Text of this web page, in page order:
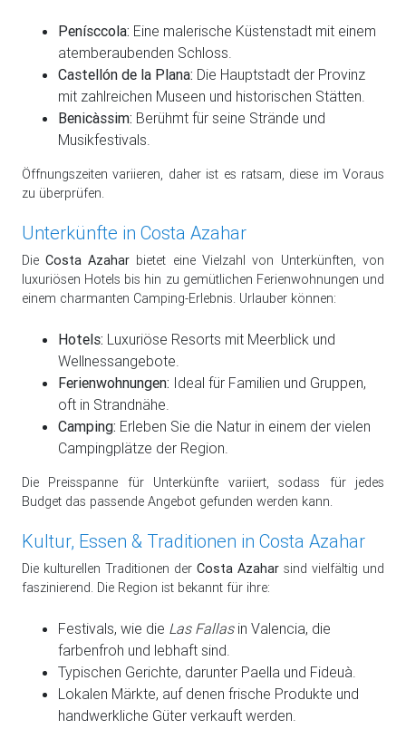
Penísccola: Eine malerische Küstenstadt mit einem
atemberaubenden Schloss.
Castellón de la Plana: Die Hauptstadt der Provinz
mit zahlreichen Museen und historischen Stätten.
Benicàssim: Berühmt für seine Strände und
Musikfestivals.
Öffnungszeiten variieren, daher ist es ratsam, diese im Voraus
zu überprüfen.
Unterkünfte in Costa Azahar
Die Costa Azahar bietet eine Vielzahl von Unterkünften, von
luxuriösen Hotels bis hin zu gemütlichen Ferienwohnungen und
einem charmanten Camping-Erlebnis. Urlauber können:
Hotels: Luxuriöse Resorts mit Meerblick und
Wellnessangebote.
Ferienwohnungen: Ideal für Familien und Gruppen,
oft in Strandnähe.
Camping: Erleben Sie die Natur in einem der vielen
Campingplätze der Region.
Die Preisspanne für Unterkünfte variiert, sodass für jedes
Budget das passende Angebot gefunden werden kann.
Kultur, Essen & Traditionen in Costa Azahar
Die kulturellen Traditionen der Costa Azahar sind vielfältig und
faszinierend. Die Region ist bekannt für ihre:
Festivals, wie die Las Fallasin Valencia, die
farbenfroh und lebhaft sind.
Typischen Gerichte, darunter Paella und Fideuà.
Lokalen Märkte, auf denen frische Produkte und
handwerkliche Güter verkauft werden.